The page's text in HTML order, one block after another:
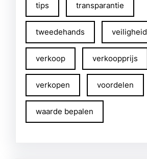
tips transparantie
tweedehands veiligheid
verkoop verkoopprijs
verkopen voordelen
waarde bepalen